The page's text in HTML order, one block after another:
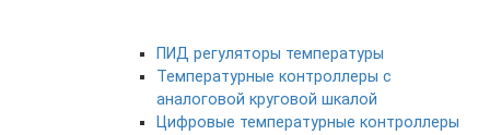
ПИД регуляторы температуры
Температурные контроллеры с
аналоговой круговой шкалой
Цифровые температурные контроллеры